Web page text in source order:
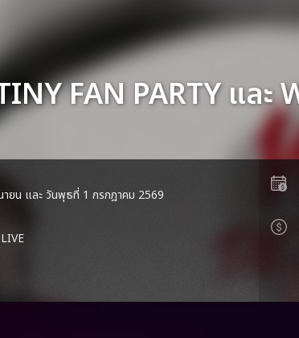
FAN PARTY และ
ยน และ วันพุธที่ 1 กรกฎาคม 2569